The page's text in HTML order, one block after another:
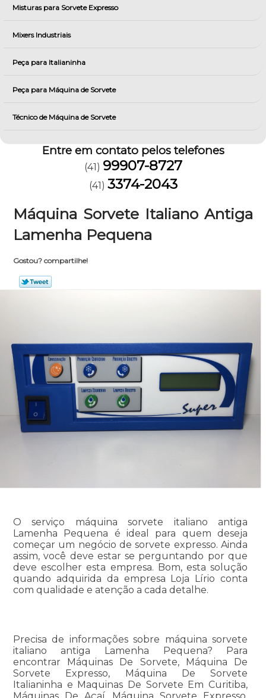
Misturas para Sorvete Expresso
Mixers Industriais
Peça para Italianinha
Peça para Máquina de Sorvete
Técnico de Máquina de Sorvete
Entre em contato pelos telefones
(41) 99907-8727
(41) 3374-2043
Máquina Sorvete Italiano Antiga
Lamenha Pequena
Gostou? compartilhe!
O serviço máquina sorvete italiano antiga
Lamenha Pequena é ideal para quem deseja
começar um negócio de sorvete expresso. Ainda
assim, você deve estar se perguntando por que
deve escolher esta empresa. Bom, esta solução
quando adquirida da empresa Loja Lírio conta
com qualidade e atenção a cada detalhe.
Precisa de informações sobre máquina sorvete
italiano antiga Lamenha Pequena? Para
encontrar Máquinas De Sorvete, Máquina De
Sorvete Expresso, Máquina De Sorvete
Italianinha e Maquinas De Sorvete Em Curitiba,